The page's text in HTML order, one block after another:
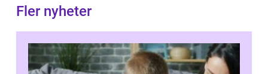
Fler nyheter